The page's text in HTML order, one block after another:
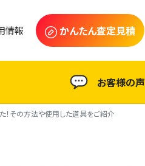
情報 かんたん査定見積
お客様の声
！その方法や使用した道具をご紹介